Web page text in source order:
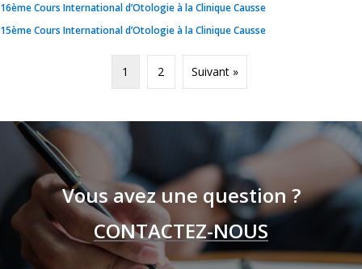
16ème Cours International d’Otologie à la Clinique Causse
15ème Cours International d’Otologie à la Clinique Causse
1 2 Suivant »
Vous avez une question ?
CONTACTEZ-NOUS